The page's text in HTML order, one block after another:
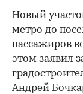
Новый
метро до
пассажиров
этом заявил
Андрей